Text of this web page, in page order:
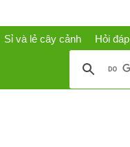
Sỉ và lẻ cây cảnh Hỏi đáp